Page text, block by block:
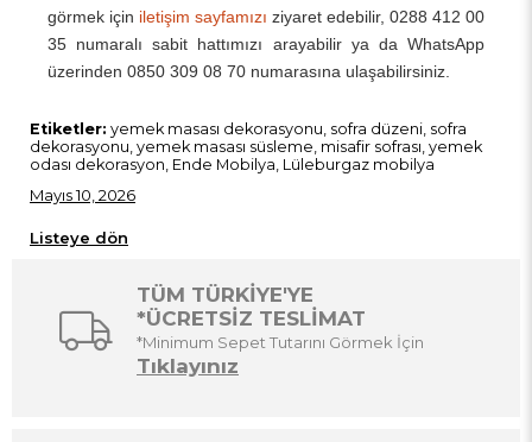
görmek için iletişim sayfamızı ziyaret edebilir, 0288 412 00
35 numaralı sabit hattımızı arayabilir ya da WhatsApp
üzerinden 0850 309 08 70 numarasına ulaşabilirsiniz.
Etiketler: yemek masası dekorasyonu, sofra düzeni, sofra
dekorasyonu, yemek masası süsleme, misafir sofrası, yemek
odası dekorasyon, Ende Mobilya, Lüleburgaz mobilya
Mayıs 10, 2026
Listeye dön
TÜM TÜRKİYE'YE
*ÜCRETSİZ TESLİMAT
*Minimum Sepet Tutarını Görmek İçin
Tıklayınız